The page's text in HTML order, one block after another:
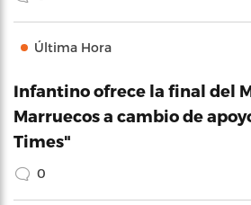
Última Hora
Infantino ofrece la final del
Marruecos a cambio de
Times"
0